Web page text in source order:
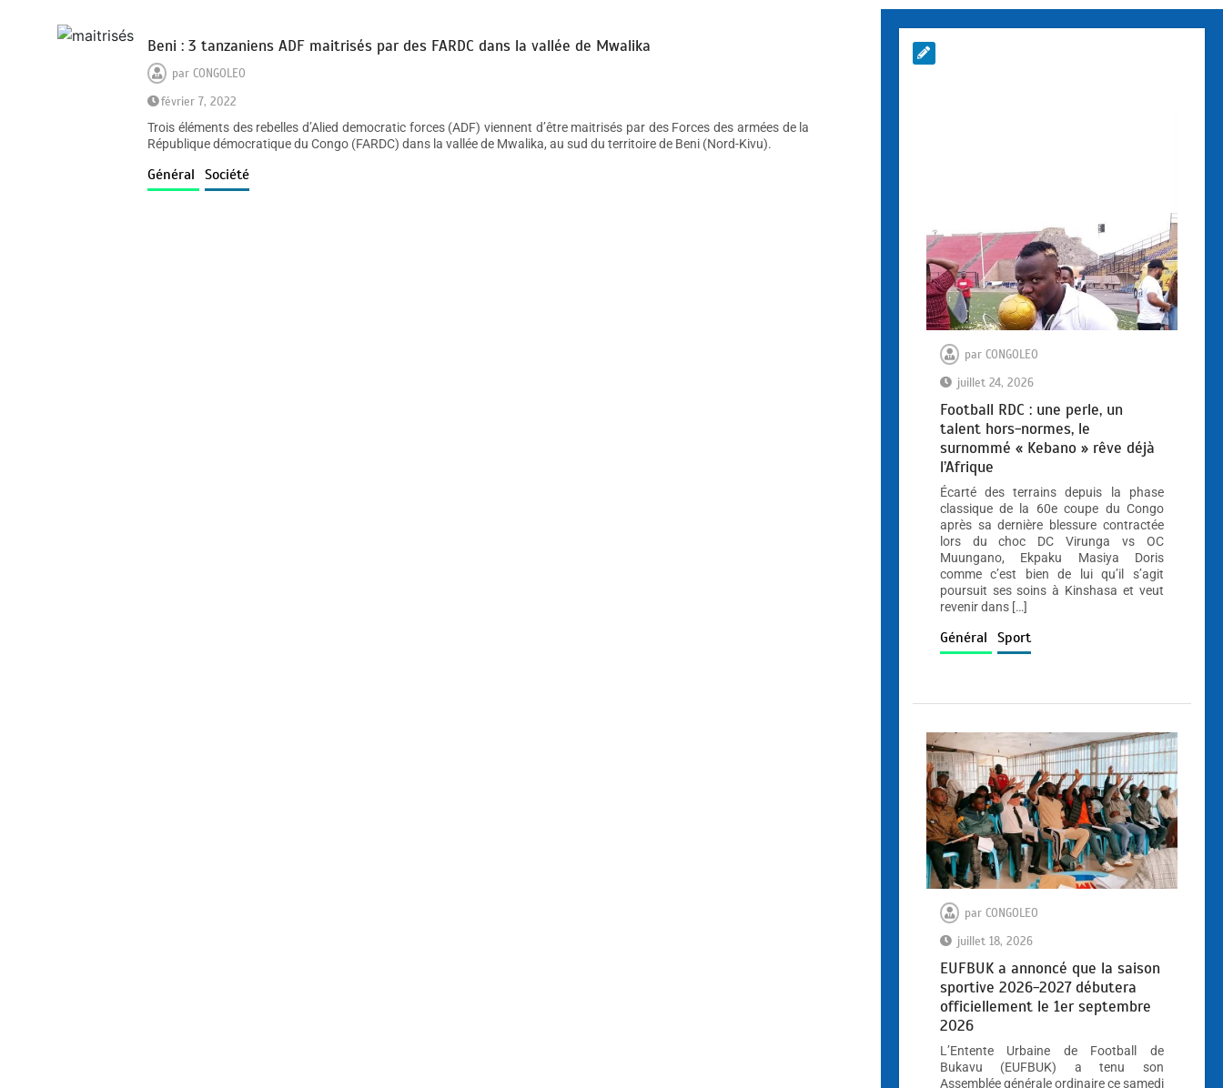
Beni : 3 tanzaniens ADF maitrisés par des FARDC dans la vallée de Mwalika
parCONGOLEO
février 7, 2022
Trois éléments des rebelles d’Alied democratic forces (ADF) viennent d’être maitrisés par des Forces des armées de la
République démocratique du Congo (FARDC) dans la vallée de Mwalika, au sud du territoire de Beni (Nord-Kivu).
Général Société
par CONGOLEO
juillet 24, 2026
Football RDC : une perle, un
talent hors-normes, le
surnommé « Kebano » rêve déjà
l’Afrique
Écarté des terrains depuis la phase
classique de la 60e coupe du Congo
après sa dernière blessure contractée
lors du choc DC Virunga vs OC
Muungano, Ekpaku Masiya Doris
comme c’est bien de lui qu’il s’agit
poursuit ses soins à Kinshasa et veut
revenir dans […]
Général Sport
par CONGOLEO
juillet 18, 2026
EUFBUK a annoncé que la saison
sportive 2026-2027 débutera
officiellement le 1er septembre
2026
L’Entente Urbaine de Football de
Bukavu (EUFBUK) a tenu son
Assemblée générale ordinaire ce samedi